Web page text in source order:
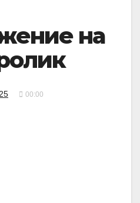
на
00:00